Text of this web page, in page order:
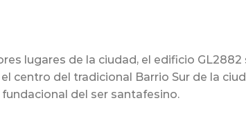
lugares de la ciudad, el edificio GL2882
centro del tradicional Barrio Sur de la
del ser santafesino.